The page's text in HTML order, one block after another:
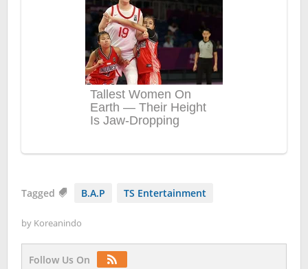
Tagged B.A.P TS Entertainment
by Koreanindo
Follow Us On